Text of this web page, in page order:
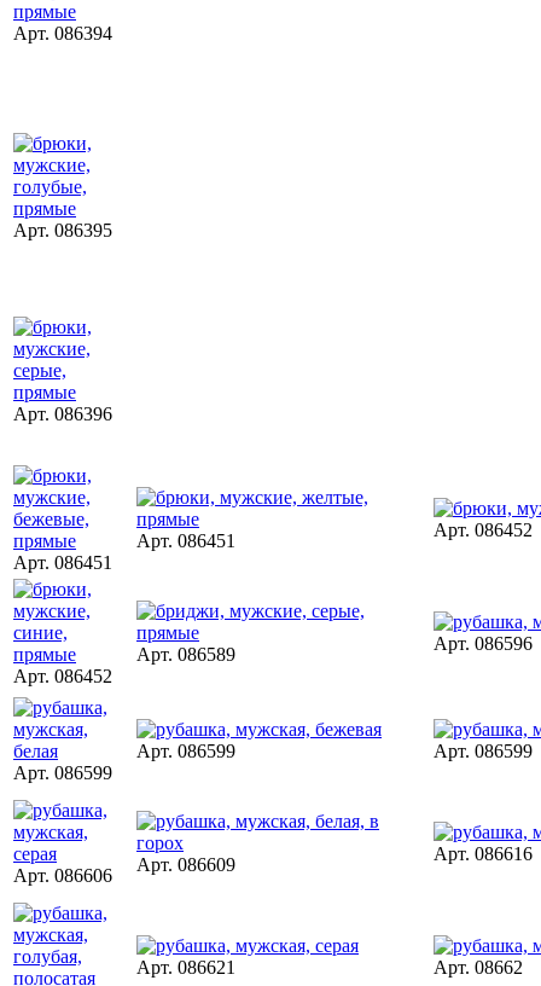
Арт. 086394
Арт. 086395
Арт. 086396
Арт. 086451
Арт. 086451
Арт. 086452
Арт. 086452
Арт. 086589
Арт. 086596
Арт. 086599
Арт. 086599 Арт. 086599
Арт. 086606
Арт. 086609
Арт. 086616
Арт. 086621 Арт. 08662